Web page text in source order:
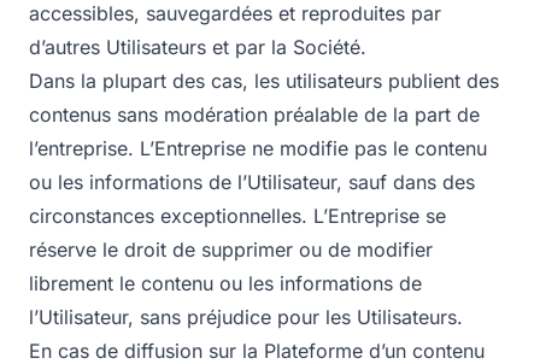
accessibles, sauvegardées et reproduites par
d’autres Utilisateurs et par la Société.
Dans la plupart des cas, les utilisateurs publient des
contenus sans modération préalable de la part de
l’entreprise. L’Entreprise ne modifie pas le contenu
ou les informations de l’Utilisateur, sauf dans des
circonstances exceptionnelles. L’Entreprise se
réserve le droit de supprimer ou de modifier
librement le contenu ou les informations de
l’Utilisateur, sans préjudice pour les Utilisateurs.
En cas de diffusion sur la Plateforme d’un contenu